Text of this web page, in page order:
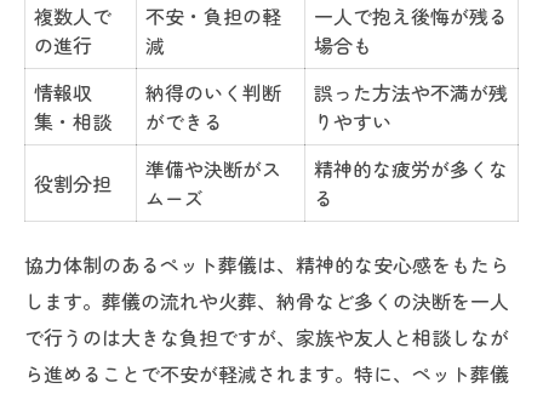
複数人で
の進行
不安・負担の軽
減
一人で抱え後悔が残る
場合も
情報収
集・相談
納得のいく判断
ができる
誤った方法や不満が残
りやすい
役割分担
準備や決断がス
ムーズ
精神的な疲労が多くな
る
協力体制のあるペット葬儀は、精神的な安心感をもたら
します。葬儀の流れや火葬、納骨など多くの決断を一人
で行うのは大きな負担ですが、家族や友人と相談しなが
ら進めることで不安が軽減されます。特に、ペット葬儀